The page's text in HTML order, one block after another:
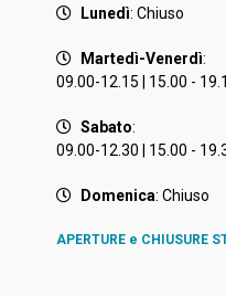
Lunedì: Chiuso
Martedì-Venerdì:
09.00-12.15 | 15.00 -
Sabato:
09.00-12.30 | 15.00 -
Domenica: Chiuso
APERTURE e CHIUSURE